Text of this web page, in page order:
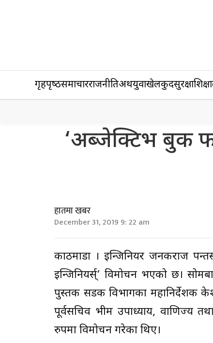
गृहपृष्‍ठसमाचारराजनीतिअर्थयुवाखेलकुदसुरक्षाशिक्षा
‘अब्जेक्टिभ बुक
हातमा खबर
December 31, 2019 9: 22 am
काठमाडौं । इन्जिनियर जनकराज
इन्जिनियर्स्’ विमोचन भएको छ।
पुस्तक सडक विभागका महानिर्देशक
पूर्वसचिव भीम उपाध्याय, वाणिज्य
रुपमा विमोचन गरेका थिए।